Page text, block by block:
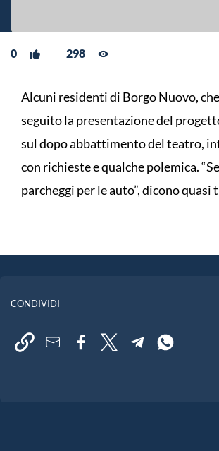
0 298
Alcuni residenti di Borgo Nuovo,
seguito la presentazione del
sul dopo abbattimento del teatro,
con richieste e qualche polemica.
parcheggi per le auto”, dicono quasi
CONDIVIDI